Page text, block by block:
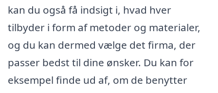
kan du også få indsigt i, hvad hver
tilbyder i form af metoder og materialer,
og du kan dermed vælge det firma, der
passer bedst til dine ønsker. Du kan for
eksempel finde ud af, om de benytter